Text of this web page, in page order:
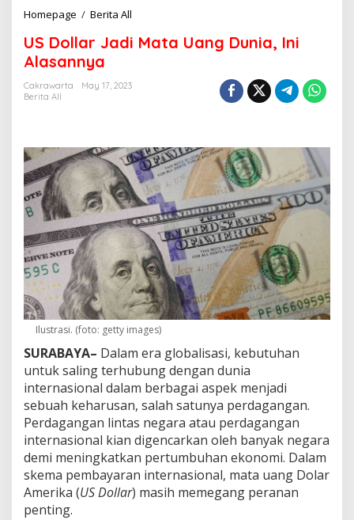
Homepage / Berita All
D
d
i
M
a
t
a
U
a
n
g
D
u
n
a
,
I
i
A
a
s
a
n
US Dollar Jadi Mata Uang Dunia, Ini
Alasannya
Cakrawarta
May 17, 2023
Berita All
Ilustrasi. (foto: getty images)
SURABAYA– Dalam era globalisasi, kebutuhan
untuk saling terhubung dengan dunia
internasional dalam berbagai aspek menjadi
sebuah keharusan, salah satunya perdagangan.
Perdagangan lintas negara atau perdagangan
internasional kian digencarkan oleh banyak negara
demi meningkatkan pertumbuhan ekonomi. Dalam
skema pembayaran internasional, mata uang Dolar
Amerika (US Dollar) masih memegang peranan
penting.